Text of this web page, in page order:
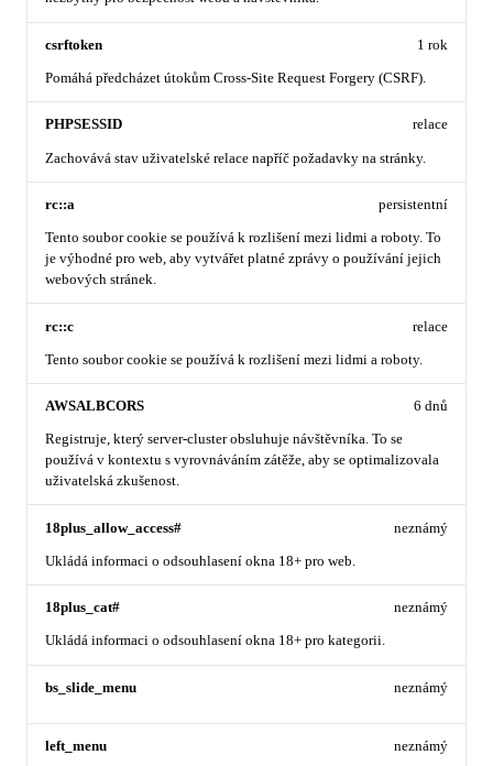
csrftoken
Pomáhá předcházet útokům Cross-Site Request Forgery (CSRF).
1 rok
PHPSESSID
Zachovává stav uživatelské relace napříč požadavky na stránky.
relace
rc::a
Tento soubor cookie se používá k rozlišení mezi lidmi a roboty. To
je výhodné pro web, aby vytvářet platné zprávy o používání jejich
webových stránek.
persistentní
rc::c
Tento soubor cookie se používá k rozlišení mezi lidmi a roboty.
relace
AWSALBCORS
Registruje, který server-cluster obsluhuje návštěvníka. To se
používá v kontextu s vyrovnáváním zátěže, aby se optimalizovala
uživatelská zkušenost.
6 dnů
18plus_allow_access#
Ukládá informaci o odsouhlasení okna 18+ pro web.
neznámý
18plus_cat#
Ukládá informaci o odsouhlasení okna 18+ pro kategorii.
neznámý
bs_slide_menu neznámý
left_menu neznámý